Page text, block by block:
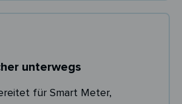
unterwegs
für Smart Meter,